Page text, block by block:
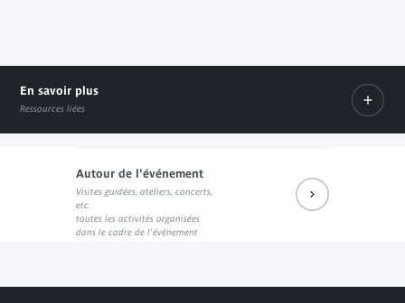
En savoir plus
Ressources liées
Exposition "Dakar 66" en 2016
Lien externe
"Des damné(e)s de l’Histoire" sur le site des Presses du
Lien externe
Présentation d' "Africa
Lien externe
Autour de l'événement
Visites guidées, ateliers, concerts,
etc.
toutes les activités organisées
dans le cadre de l'événement